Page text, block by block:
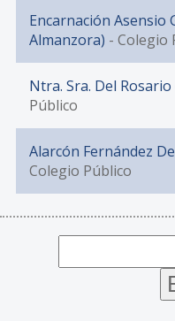
Encarnación Asensio
Almanzora) - Colegio
Ntra. Sra. Del
Público
Alarcón Fernández
Colegio Público